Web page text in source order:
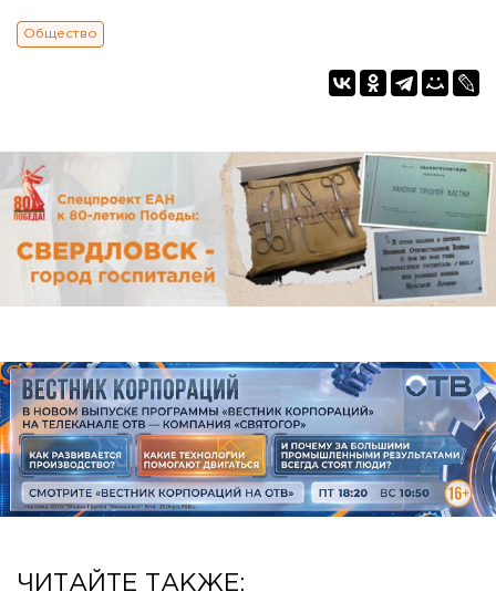
Общество
ЧИТАЙТЕ ТАКЖЕ: